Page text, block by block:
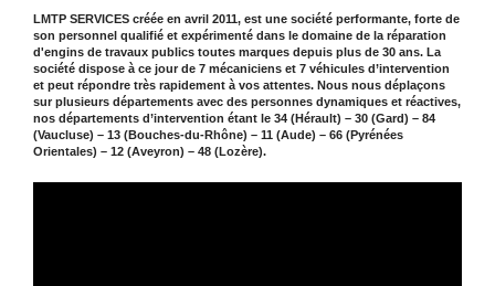
LMTP SERVICES créée en avril 2011, est une société performante, forte de
son personnel qualifié et expérimenté dans le domaine de la réparation
d'engins de travaux publics toutes marques depuis plus de 30 ans. La
société dispose à ce jour de 7 mécaniciens et 7 véhicules d’intervention
et peut répondre très rapidement à vos attentes. Nous nous déplaçons
sur plusieurs départements avec des personnes dynamiques et réactives,
nos départements d’intervention étant le 34 (Hérault) – 30 (Gard) – 84
(Vaucluse) – 13 (Bouches-du-Rhône) – 11 (Aude) – 66 (Pyrénées
Orientales) – 12 (Aveyron) – 48 (Lozère).